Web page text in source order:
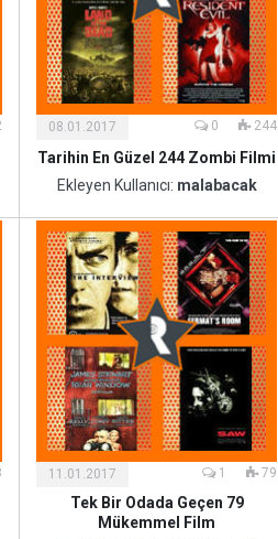
Kültür
ve
Sanat
08.01.2017
0 244
Tarihin En Güzel 244 Zombi Filmi
Ekleyen Kullanıcı: malabacak
Kültür
ve
Sanat
11.01.2017
1 79
Tek Bir Odada Geçen 79
Mükemmel Film